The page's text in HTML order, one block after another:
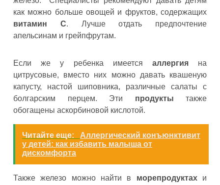
как можно больше овощей и фруктов, содержащих
витамин С. Лучше отдать предпочтение
апельсинам и грейпфрутам.
Если же у ребенка имеется аллергияна
цитрусовые, вместо них можно давать квашеную
капусту, настой шиповника, различные салаты с
болгарским перцем. Эти продукты также
обогащены аскорбиновой кислотой.
Читайте еще:
Аллергический конъюнктивит
у детей: как избавить малыша от
дискомфорта
Также железо можно найти в морепродуктахи